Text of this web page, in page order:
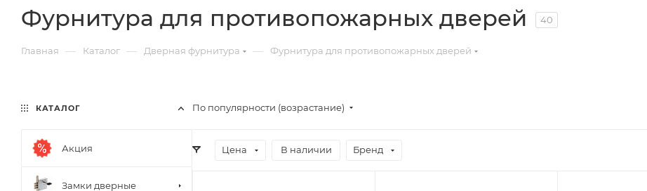
Фурнитура для противопожарных дверей 40
Главная — Каталог — Дверная фурнитура — Фурнитура для противопожарных дверей
По популярности (возрастание)
Цена В наличии Бренд
КАТАЛОГ
Акция
Замки дверные